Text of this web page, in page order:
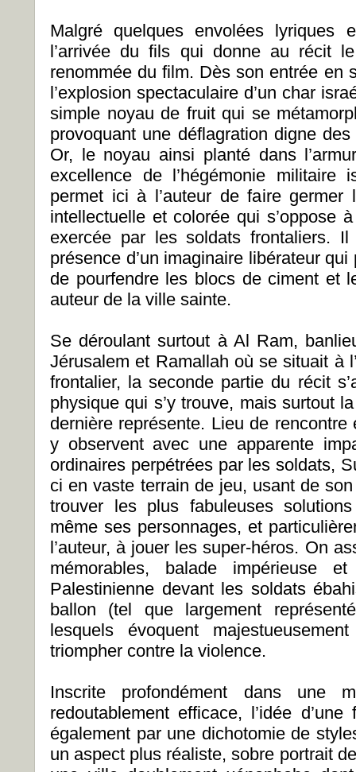
Malgré quelques envolées lyriques
l’arrivée du fils qui donne au récit
renommée du film. Dès son entrée en
l’explosion spectaculaire d’un char
simple noyau de fruit qui se
provoquant une déflagration digne
Or, le noyau ainsi planté dans
excellence de l’hégémonie militaire
permet ici à l’auteur de faire germer
intellectuelle et colorée qui s’oppose
exercée par les soldats frontaliers.
présence d’un imaginaire libérateur
de pourfendre les blocs de ciment et
auteur de la ville sainte.
Se déroulant surtout à Al Ram,
Jérusalem et Ramallah où se situait à
frontalier, la seconde partie du récit
physique qui s’y trouve, mais surtout
dernière représente. Lieu de
y observent avec une apparente
ordinaires perpétrées par les soldats,
ci en vaste terrain de jeu, usant de
trouver les plus fabuleuses
même ses personnages, et
l’auteur, à jouer les super-héros. On
mémorables, balade impérieuse
Palestinienne devant les soldats
ballon (tel que largement
lesquels évoquent
triompher contre la violence.
Inscrite profondément dans une
redoutablement efficace, l’idée d’une
également par une dichotomie de
un aspect plus réaliste, sobre portrait